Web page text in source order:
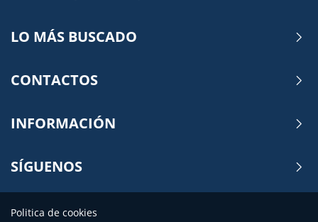
LO MÁS BUSCADO
CONTACTOS
INFORMACIÓN
SÍGUENOS
Politica de cookies